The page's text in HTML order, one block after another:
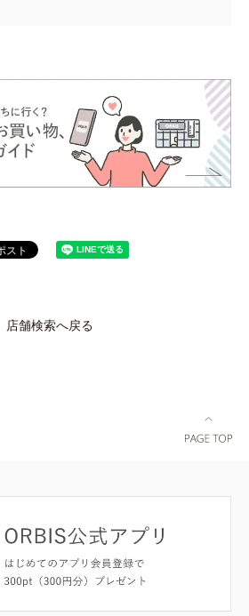
店舗検索へ戻る